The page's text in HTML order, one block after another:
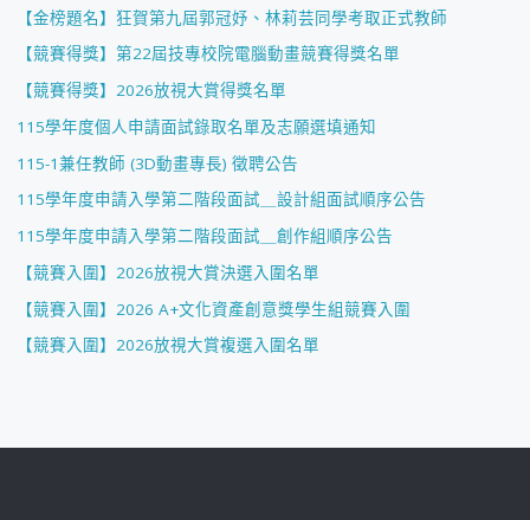
【金榜題名】狂賀第九屆郭冠妤、林莉芸同學考取正式教師
【競賽得獎】第22屆技專校院電腦動畫競賽得獎名單
【競賽得獎】2026放視大賞得獎名單
115學年度個人申請面試錄取名單及志願選填通知
115-1兼任教師 (3D動畫專長) 徵聘公告
115學年度申請入學第二階段面試＿設計組面試順序公告
115學年度申請入學第二階段面試＿創作組順序公告
【競賽入圍】2026放視大賞決選入圍名單
【競賽入圍】2026 A+文化資產創意獎學生組競賽入圍
【競賽入圍】2026放視大賞複選入圍名單